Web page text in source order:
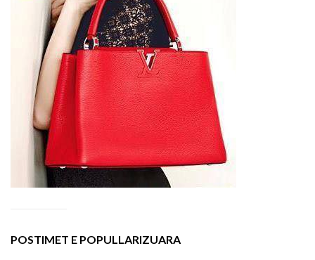
POSTIMET E POPULLARIZUARA